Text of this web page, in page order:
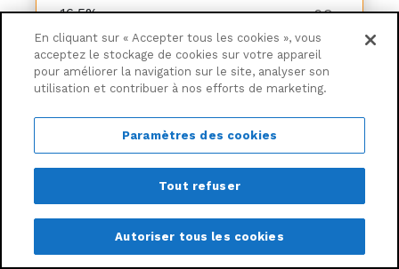
-16,5% 9€88
8€
Ajouter au panier
En cliquant sur « Accepter tous les cookies », vous
acceptez le stockage de cookies sur votre appareil
pour améliorer la navigation sur le site, analyser son
utilisation et contribuer à nos efforts de marketing.
Paramètres des cookies
Tout refuser
Autoriser tous les cookies